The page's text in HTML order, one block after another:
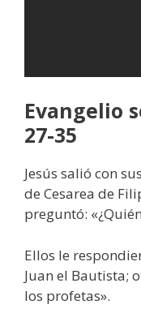
Evangelio
27-35
Jesús salió con
de Cesarea de
preguntó:
Ellos le
Juan el Bautista;
los profetas».